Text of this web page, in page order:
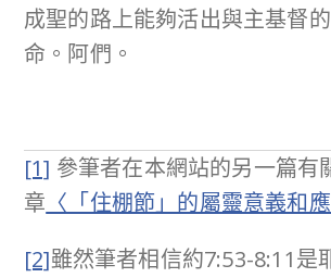
成聖的路上能夠活出與主基督
命。阿們。
[1] 參筆者在本網站的另一篇有
章 〈「住棚節」的屬靈意義和應
[2]雖然筆者相信約7:53-8:11是